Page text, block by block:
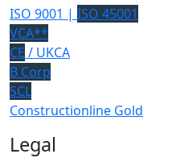
ISO 9001 | ISO 45001
VCA**
CE / UKCA
B Corp
SCL
Constructionline Gold
Legal